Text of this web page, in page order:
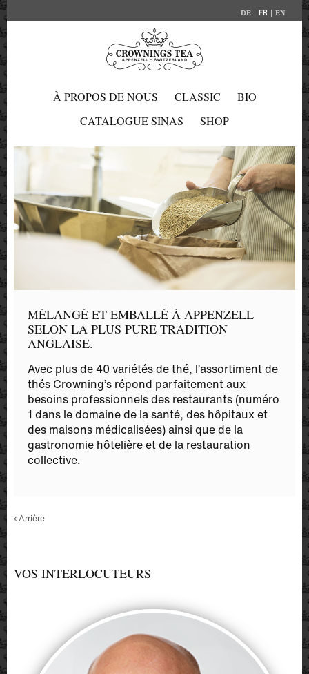
DE FR EN
À PROPOS DE NOUS CLASSIC
BIO
CATALOGUE SINAS
SHOP
MÉLANGÉ ET EMBALLÉ À APPENZELL
SELON LA PLUS PURE TRADITION
ANGLAISE.
Avec plus de 40 variétés de thé, l’assortiment de
thés Crowning’s répond parfaitement aux
besoins professionnels des restaurants (numéro
1 dans le domaine de la santé, des hôpitaux et
des maisons médicalisées) ainsi que de la
gastronomie hôtelière et de la restauration
collective.
Arrière
VOS INTERLOCUTEURS